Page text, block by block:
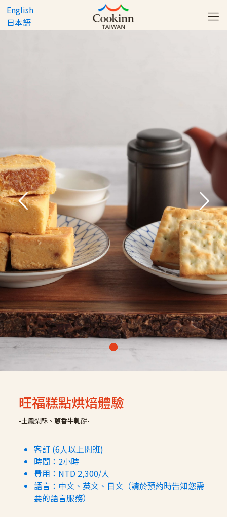
English
日本語
旺福糕點烘焙體驗
-土鳳梨酥、蔥香牛軋餅-
客訂 (6人以上開班)
時間：2小時
費用：NTD 2,300/人
語言：中文、英文、日文（請於預約時告知您需
要的語言服務）